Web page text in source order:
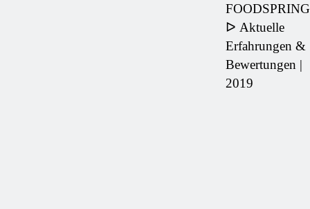
FOODSPRING
ᐅ Aktuelle
Erfahrungen &
Bewertungen |
2019